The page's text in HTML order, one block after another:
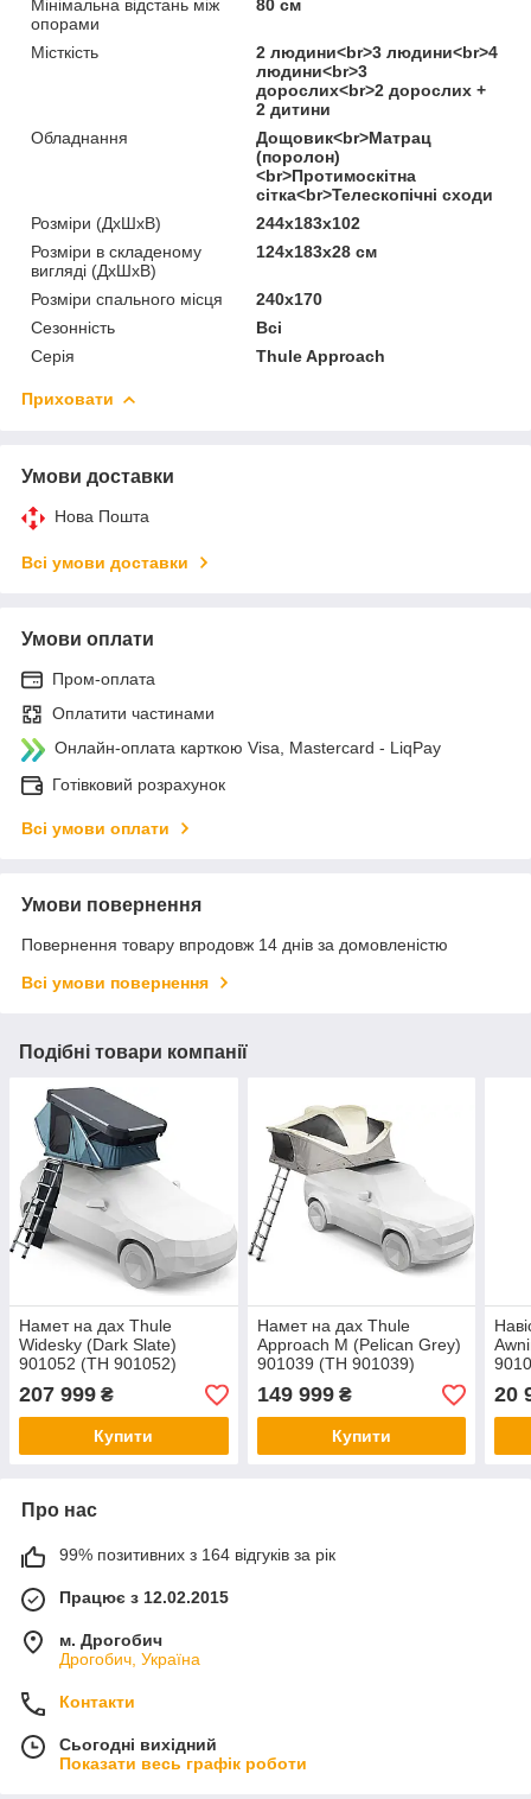
Мінімальна відстань між
опорами
80 см
Місткість
2 людини<br>3 людини<br>4
людини<br>3
дорослих<br>2 дорослих +
2 дитини
Обладнання
Дощовик<br>Матрац
(поролон)
<br>Протимоскітна
сітка<br>Телескопічні сходи
Розміри (ДхШхВ)
244x183x102
Розміри в складеному
вигляді (ДхШхВ)
124x183x28 см
Розміри спального місця
240x170
Сезонність
Всі
Серія
Thule Approach
Приховати
Умови доставки
Нова Пошта
Всі умови доставки
Умови оплати
Пром-оплата
Оплатити частинами
Онлайн-оплата карткою Visa, Mastercard - LiqPay
Готівковий розрахунок
Всі умови оплати
Умови повернення
Повернення товару впродовж 14 днів за домовленістю
Всі умови повернення
Подібні товари компанії
Намет на дах Thule
Widesky (Dark Slate)
901052 (TH 901052)
207 999 ₴
Купити
Намет на дах Thule
Approach M (Pelican Grey)
901039 (TH 901039)
149 999₴
Купити
20
Про нас
99% позитивних з 164 відгуків за рік
Працює з 12.02.2015
м. Дрогобич
Дрогобич, Україна
Контакти
Сьогодні вихідний
Показати весь графік роботи